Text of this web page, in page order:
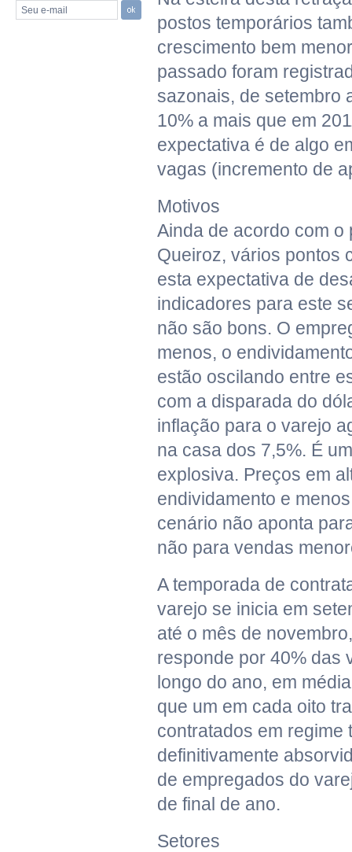
Seu e-mail
postos temporários
crescimento bem
passado foram
sazonais, de setembro
10% a mais que em
expectativa é de algo
vagas (incremento de
Motivos
Ainda de acordo com o
Queiroz, vários pontos
esta expectativa de
indicadores para este
não são bons. O
menos, o
estão oscilando entre
com a disparada do
inflação para o varejo
na casa dos 7,5%. É
explosiva. Preços em
endividamento e
cenário não aponta
não para vendas
A temporada de
varejo se inicia em
até o mês de
responde por 40% das
longo do ano, em
que um em cada oito
contratados em regime
definitivamente
de empregados do
de final de ano.
Setores